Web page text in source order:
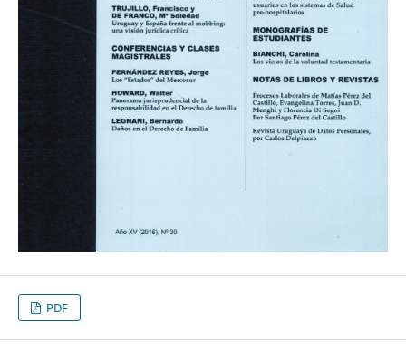
PDF